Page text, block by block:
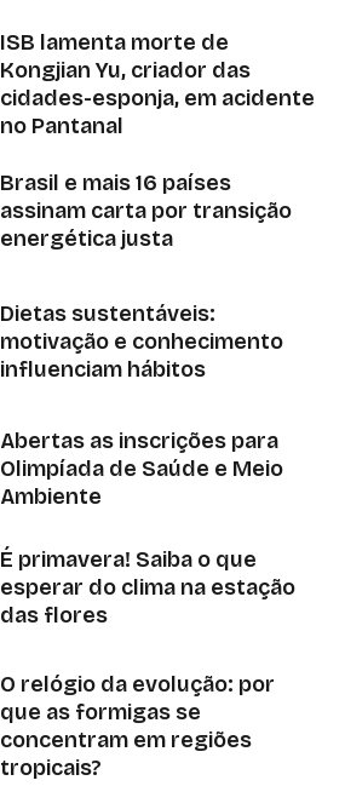
ISB lamenta morte de
Kongjian Yu, criador das
cidades-esponja, em acidente
no Pantanal
Brasil e mais 16 países
assinam carta por transição
energética justa
Dietas sustentáveis:
motivação e conhecimento
influenciam hábitos
Abertas as inscrições para
Olimpíada de Saúde e Meio
Ambiente
É primavera! Saiba o que
esperar do clima na estação
das flores
O relógio da evolução: por
que as formigas se
concentram em regiões
tropicais?